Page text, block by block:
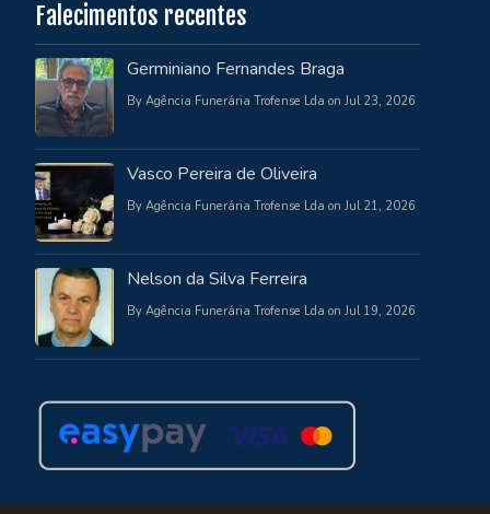
Falecimentos recentes
Germiniano Fernandes Braga
By Agência Funerária Trofense Lda on Jul 23, 2026
Vasco Pereira de Oliveira
By Agência Funerária Trofense Lda on Jul 21, 2026
Nelson da Silva Ferreira
By Agência Funerária Trofense Lda on Jul 19, 2026